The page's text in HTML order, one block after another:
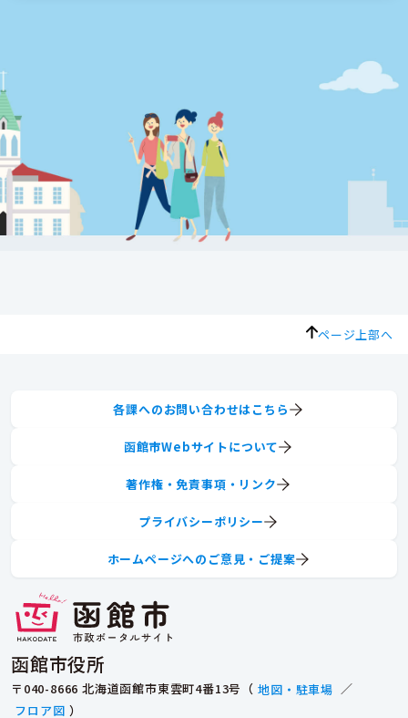
ページ上部へ
函館市役所
〒040-8666 北海道函館市東雲町4番13号（ 地図・駐車場 ／
フロア図 ）
各課へのお問い合わせはこちら
函館市Webサイトについて
著作権・免責事項・リンク
プライバシーポリシー
ホームページへのご意見・ご提案